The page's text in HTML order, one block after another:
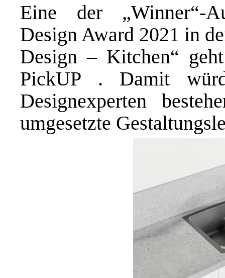
Eine der „Winner“-
Design Award 2021 in
Design – Kitchen“
PickUP . Damit
Designexperten
umgesetzte